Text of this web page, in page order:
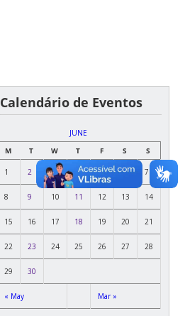
Calendário de Eventos
JUNE
M
T W T F S S
« May Mar »
1 2 3 4 5 6 7
8 9 10 11 12 13 14
15 16 17 18 19 20 21
22 23 24 25 26 27 28
29 30